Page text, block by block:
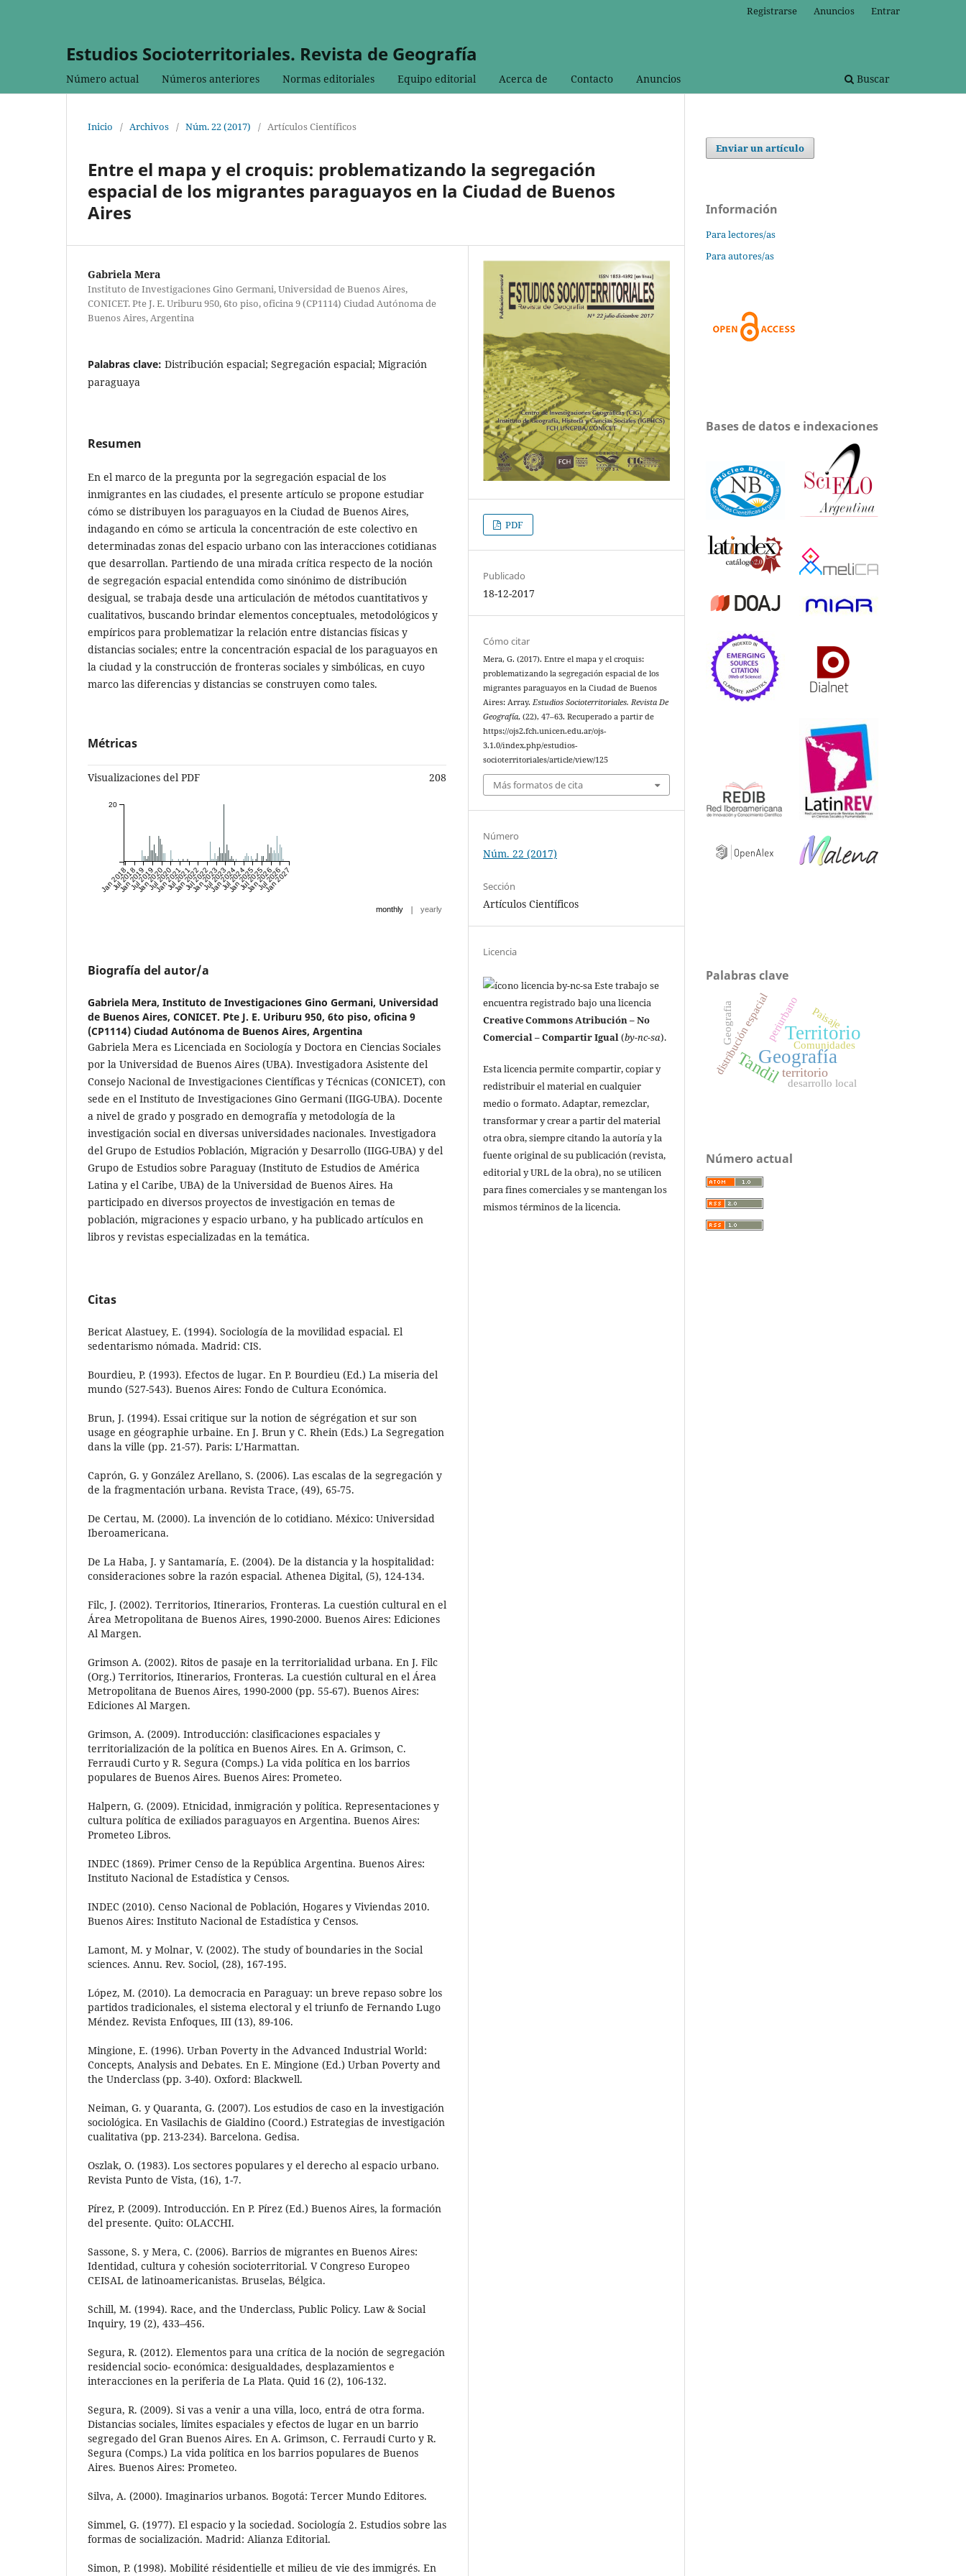
Estudios Socioterritoriales. Revista de Geografía
Número actual Números anteriores Normas editoriales Equipo editorial Acerca de Contacto Anuncios Buscar
Registrarse Anuncios Entrar
Inicio / Archivos / Núm. 22 (2017) / Artículos Científicos
Entre el mapa y el croquis: problematizando la segregación
espacial de los migrantes paraguayos en la Ciudad de Buenos
Aires
Gabriela Mera
Instituto de Investigaciones Gino Germani, Universidad de Buenos Aires,
CONICET. Pte J. E. Uriburu 950, 6to piso, oficina 9 (CP1114) Ciudad Autónoma de
Buenos Aires, Argentina
Palabras clave: Distribución espacial; Segregación espacial; Migración
paraguaya
Resumen
En el marco de la pregunta por la segregación espacial de los
inmigrantes en las ciudades, el presente artículo se propone estudiar
cómo se distribuyen los paraguayos en la Ciudad de Buenos Aires,
indagando en cómo se articula la concentración de este colectivo en
determinadas zonas del espacio urbano con las interacciones cotidianas
que desarrollan. Partiendo de una mirada crítica respecto de la noción
de segregación espacial entendida como sinónimo de distribución
desigual, se trabaja desde una articulación de métodos cuantitativos y
cualitativos, buscando brindar elementos conceptuales, metodológicos y
empíricos para problematizar la relación entre distancias físicas y
distancias sociales; entre la concentración espacial de los paraguayos en
la ciudad y la construcción de fronteras sociales y simbólicas, en cuyo
marco las diferencias y distancias se construyen como tales.
Métricas
Visualizaciones del PDF 208
Jan 2018
Jul 2018
Jan 2019
Jul 2019
Jan 2020
Jul 2020
Jan 2021
Jul 2021
Jan 2022
Jul 2022
Jan 2023
Jul 2023
Jan 2024
Jul 2024
Jan 2025
Jul 2025
Jan 2026
Jul 2026
Jan 2027
20
monthly | yearly
Biografía del autor/a
Gabriela Mera, Instituto de Investigaciones Gino Germani, Universidad
de Buenos Aires, CONICET. Pte J. E. Uriburu 950, 6to piso, oficina 9
(CP1114) Ciudad Autónoma de Buenos Aires, Argentina
Gabriela Mera es Licenciada en Sociología y Doctora en Ciencias Sociales
por la Universidad de Buenos Aires (UBA). Investigadora Asistente del
Consejo Nacional de Investigaciones Científicas y Técnicas (CONICET), con
sede en el Instituto de Investigaciones Gino Germani (IIGG-UBA). Docente
a nivel de grado y posgrado en demografía y metodología de la
investigación social en diversas universidades nacionales. Investigadora
del Grupo de Estudios Población, Migración y Desarrollo (IIGG-UBA) y del
Grupo de Estudios sobre Paraguay (Instituto de Estudios de América
Latina y el Caribe, UBA) de la Universidad de Buenos Aires. Ha
participado en diversos proyectos de investigación en temas de
población, migraciones y espacio urbano, y ha publicado artículos en
libros y revistas especializadas en la temática.
Citas
Bericat Alastuey, E. (1994). Sociología de la movilidad espacial. El
sedentarismo nómada. Madrid: CIS.
Bourdieu, P. (1993). Efectos de lugar. En P. Bourdieu (Ed.) La miseria del
mundo (527-543). Buenos Aires: Fondo de Cultura Económica.
Brun, J. (1994). Essai critique sur la notion de ségrégation et sur son
usage en géographie urbaine. En J. Brun y C. Rhein (Eds.) La Segregation
dans la ville (pp. 21-57). Paris: L’Harmattan.
Caprón, G. y González Arellano, S. (2006). Las escalas de la segregación y
de la fragmentación urbana. Revista Trace, (49), 65-75.
De Certau, M. (2000). La invención de lo cotidiano. México: Universidad
Iberoamericana.
De La Haba, J. y Santamaría, E. (2004). De la distancia y la hospitalidad:
consideraciones sobre la razón espacial. Athenea Digital, (5), 124-134.
Filc, J. (2002). Territorios, Itinerarios, Fronteras. La cuestión cultural en el
Área Metropolitana de Buenos Aires, 1990-2000. Buenos Aires: Ediciones
Al Margen.
Grimson A. (2002). Ritos de pasaje en la territorialidad urbana. En J. Filc
(Org.) Territorios, Itinerarios, Fronteras. La cuestión cultural en el Área
Metropolitana de Buenos Aires, 1990-2000 (pp. 55-67). Buenos Aires:
Ediciones Al Margen.
Grimson, A. (2009). Introducción: clasificaciones espaciales y
territorialización de la política en Buenos Aires. En A. Grimson, C.
Ferraudi Curto y R. Segura (Comps.) La vida política en los barrios
populares de Buenos Aires. Buenos Aires: Prometeo.
Halpern, G. (2009). Etnicidad, inmigración y política. Representaciones y
cultura política de exiliados paraguayos en Argentina. Buenos Aires:
Prometeo Libros.
INDEC (1869). Primer Censo de la República Argentina. Buenos Aires:
Instituto Nacional de Estadística y Censos.
INDEC (2010). Censo Nacional de Población, Hogares y Viviendas 2010.
Buenos Aires: Instituto Nacional de Estadística y Censos.
Lamont, M. y Molnar, V. (2002). The study of boundaries in the Social
sciences. Annu. Rev. Sociol, (28), 167-195.
López, M. (2010). La democracia en Paraguay: un breve repaso sobre los
partidos tradicionales, el sistema electoral y el triunfo de Fernando Lugo
Méndez. Revista Enfoques, III (13), 89-106.
Mingione, E. (1996). Urban Poverty in the Advanced Industrial World:
Concepts, Analysis and Debates. En E. Mingione (Ed.) Urban Poverty and
the Underclass (pp. 3-40). Oxford: Blackwell.
Neiman, G. y Quaranta, G. (2007). Los estudios de caso en la investigación
sociológica. En Vasilachis de Gialdino (Coord.) Estrategias de investigación
cualitativa (pp. 213-234). Barcelona. Gedisa.
Oszlak, O. (1983). Los sectores populares y el derecho al espacio urbano.
Revista Punto de Vista, (16), 1-7.
Pírez, P. (2009). Introducción. En P. Pírez (Ed.) Buenos Aires, la formación
del presente. Quito: OLACCHI.
Sassone, S. y Mera, C. (2006). Barrios de migrantes en Buenos Aires:
Identidad, cultura y cohesión socioterritorial. V Congreso Europeo
CEISAL de latinoamericanistas. Bruselas, Bélgica.
Schill, M. (1994). Race, and the Underclass, Public Policy. Law & Social
Inquiry, 19 (2), 433–456.
Segura, R. (2012). Elementos para una crítica de la noción de segregación
residencial socio- económica: desigualdades, desplazamientos e
interacciones en la periferia de La Plata. Quid 16 (2), 106-132.
Segura, R. (2009). Si vas a venir a una villa, loco, entrá de otra forma.
Distancias sociales, límites espaciales y efectos de lugar en un barrio
segregado del Gran Buenos Aires. En A. Grimson, C. Ferraudi Curto y R.
Segura (Comps.) La vida política en los barrios populares de Buenos
Aires. Buenos Aires: Prometeo.
Silva, A. (2000). Imaginarios urbanos. Bogotá: Tercer Mundo Editores.
Simmel, G. (1977). El espacio y la sociedad. Sociología 2. Estudios sobre las
formas de socialización. Madrid: Alianza Editorial.
Simon, P. (1998). Mobilité résidentielle et milieu de vie des immigrés. En
PDF
Publicado
18-12-2017
Cómo citar
Mera, G. (2017). Entre el mapa y el croquis:
problematizando la segregación espacial de los
migrantes paraguayos en la Ciudad de Buenos
Aires: Array.Estudios Socioterritoriales. Revista De
Geografía, (22), 47–63. Recuperado a partir de
https://ojs2.fch.unicen.edu.ar/ojs-
3.1.0/index.php/estudios-
socioterritoriales/article/view/125
Más formatos de cita
Número
Núm. 22 (2017)
Sección
Artículos Científicos
Licencia
Este trabajo se
encuentra registrado bajo una licencia
Creative Commons Atribución – No
Comercial – Compartir Igual(by-nc-sa).
Esta licencia permite compartir, copiar y
redistribuir el material en cualquier
medio o formato. Adaptar, remezclar,
transformar y crear a partir del material
otra obra, siempre citando la autoría y la
fuente original de su publicación (revista,
editorial y URL de la obra), no se utilicen
para fines comerciales y se mantengan los
mismos términos de la licencia.
Enviar un artículo
Información
Para lectores/as
Para autores/as
Bases de datos e indexaciones
Palabras clave
Territorio
Geografía
Tandilterritorio
periurbano Paisaje
distribución espacial Comunidades
Geografia
desarrollo local
Número actual